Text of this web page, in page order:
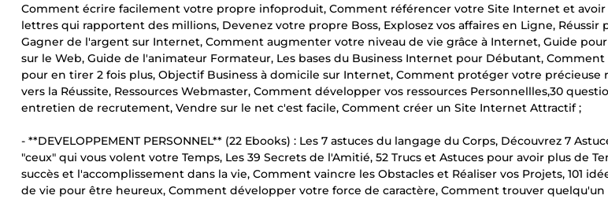
Comment écrire facilement votre propre infoproduit, Comment référencer votre Site Internet et avoir
lettres qui rapportent des millions, Devenez votre propre Boss, Explosez vos affaires en Ligne, Réussir
Gagner de l'argent sur Internet, Comment augmenter votre niveau de vie grâce à Internet, Guide
sur le Web, Guide de l'animateur Formateur, Les bases du Business Internet pour Débutant,
pour en tirer 2 fois plus, Objectif Business à domicile sur Internet, Comment protéger votre précieuse
vers la Réussite, Ressources Webmaster, Comment développer vos ressources Personnellles,30
entretien de recrutement, Vendre sur le net c'est facile, Comment créer un Site Internet Attractif ;
- **DEVELOPPEMENT PERSONNEL** (22 Ebooks) : Les 7 astuces du langage du Corps, Découvrez 7
"ceux" qui vous volent votre Temps, Les 39 Secrets de l'Amitié, 52 Trucs et Astuces pour avoir plus de
succès et l'accomplissement dans la vie, Comment vaincre les Obstacles et Réaliser vos Projets, 101
de vie pour être heureux, Comment développer votre force de caractère, Comment trouver